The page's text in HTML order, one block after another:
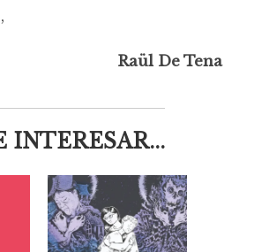
Raül De Tena
INTERESAR...